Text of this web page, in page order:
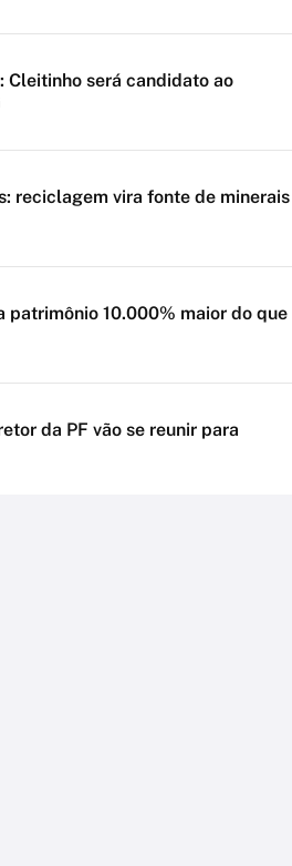
Cleitinho será candidato ao
reciclagem vira fonte de minerais
patrimônio 10.000% maior do que
da PF vão se reunir para